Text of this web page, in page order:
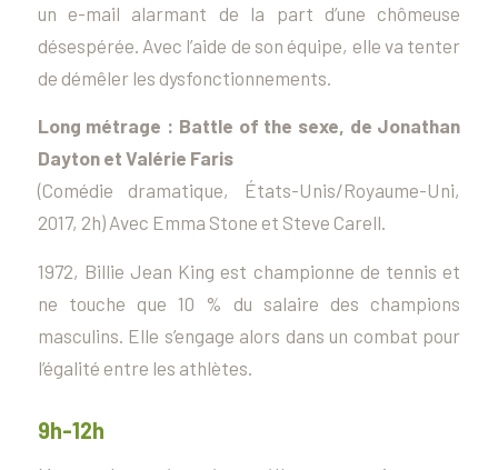
un e-mail alarmant de la part d’une chômeuse
désespérée. Avec l’aide de son équipe, elle va tenter
de démêler les dysfonctionnements.
Long métrage : Battle of the sexe, de Jonathan
Dayton et Valérie Faris
(Comédie dramatique, États-Unis/Royaume-Uni,
2017, 2h) Avec Emma Stone et Steve Carell.
1972, Billie Jean King est championne de tennis et
ne touche que 10 % du salaire des champions
masculins. Elle s’engage alors dans un combat pour
l’égalité entre les athlètes.
9h-12h